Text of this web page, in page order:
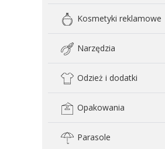
Kosmetyki reklamowe
Narzędzia
Odzież i dodatki
Opakowania
Parasole